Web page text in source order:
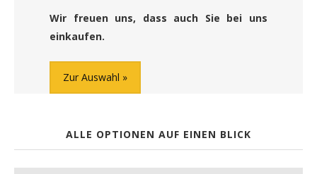
Wir freuen uns, dass auch Sie bei uns
einkaufen.
Zur Auswahl
ALLE OPTIONEN AUF EINEN BLICK